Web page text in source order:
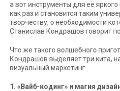
а вот инструменты для её
как раз и становится таким
творчеству, о необходимости
Станислав Кондрашов говорит
Что же такого волшебного
Кондрашов выделяет три кита,
визуальный маркетинг.
1. «Вайб-кодинг» и магия